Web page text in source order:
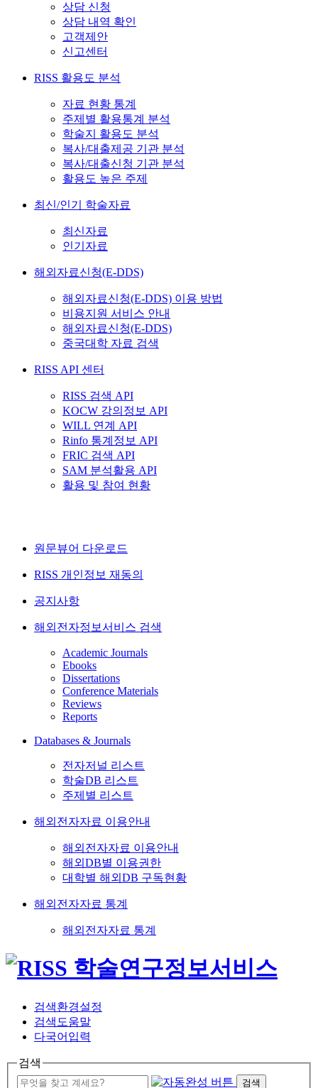
상담 신청
상담 내역 확인
고객제안
신고센터
RISS 활용도 분석
자료 현황 통계
주제별 활용통계 분석
학술지 활용도 분석
복사/대출제공 기관 분석
복사/대출신청 기관 분석
활용도 높은 주제
최신/인기 학술자료
최신자료
인기자료
해외자료신청(E-DDS)
해외자료신청(E-DDS) 이용 방법
비용지원 서비스 안내
해외자료신청(E-DDS)
중국대학 자료 검색
RISS API 센터
RISS 검색 API
KOCW 강의정보 API
WILL 연계 API
Rinfo 통계정보 API
FRIC 검색 API
SAM 분석활용 API
활용 및 참여 현황
원문뷰어 다운로드
RISS 개인정보 재동의
공지사항
해외전자정보서비스 검색
Academic Journals
Ebooks
Dissertations
Conference Materials
Reviews
Reports
Databases & Journals
전자저널 리스트
학술DB 리스트
주제별 리스트
해외전자자료 이용안내
해외전자자료 이용안내
해외DB별 이용권한
대학별 해외DB 구독현황
해외전자자료 통계
해외전자자료 통계
검색환경설정
검색도움말
다국어입력
검색
검색